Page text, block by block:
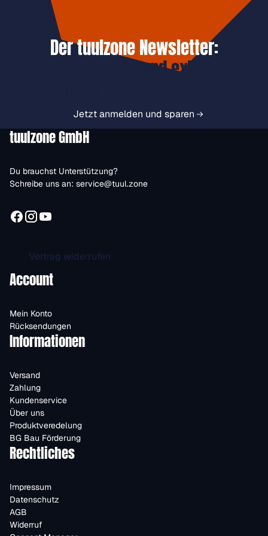
Der tuulzone Newsletter:
Jetzt anmelden und exklusive
Jetzt anmelden und sparen
tuulzone GmbH
Du brauchst Unterstützung?
Schreibe uns an: service@tuul.zone
Vertrag widerrufen
Account
Mein Konto
Rücksendungen
Informationen
Versand
Zahlung
Kundenservice
Über uns
Produktveredelung
BG Bau Förderung
Rechtliches
Impressum
Datenschutz
AGB
Widerruf